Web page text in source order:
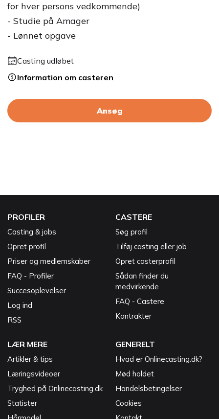
for hver persons vedkommende)
- Studie på Amager
- Lønnet opgave
Casting udløbet
Information om casteren
Ansøg
PROFILER
Casting & jobs
Opret profil
Priser og medlemskaber
FAQ - Profiler
Succesoplevelser
Log ind
RSS
CASTERE
Søg profil
Tilføj casting eller job
Opret casterprofil
Sådan finder du
medvirkende
FAQ - Castere
Kontrakter
LÆR MERE
Artikler & tips
Læringsvideoer
Tryghed på Onlinecasting.dk
Statister
GENERELT
Hvad er Onlinecasting.dk?
Mød holdet
Handelsbetingelser
Cookies